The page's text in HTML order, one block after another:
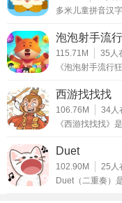
有特殊技能，增强游戏
3. 社交功能：支持多
享高分记录，增加游
4. 温馨故事：游戏穿
乐的同时，也能感受
西蒙的貓：泡泡射手
多米儿童拼音汉
泡泡射手流
115.71M 35 人
《泡泡射手流行
西游找找找
106.76M 34
《西游找找找》
Duet
102.90M 25
Duet（二重奏）